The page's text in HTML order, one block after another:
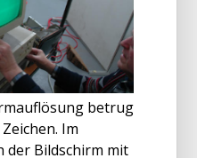
betrug
Im
der Bildschirm mit